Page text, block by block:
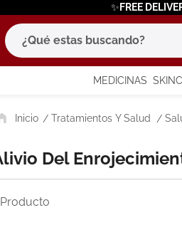
✨FREE
¿Qué estas buscando?
MEDICINAS
Tratamientos Y Salud
Alivio Del
Producto
términos más
1. eucerin